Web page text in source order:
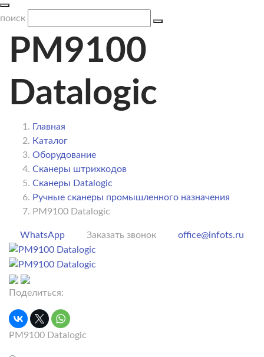
поиск
PM9100
Datalogic
Главная
Каталог
Оборудование
Сканеры штрихкодов
Сканеры Datalogic
Ручные сканеры промышленного назначения
PM9100 Datalogic
WhatsApp Заказать звонок office@infots.ru
Поделиться:
PM9100 Datalogic